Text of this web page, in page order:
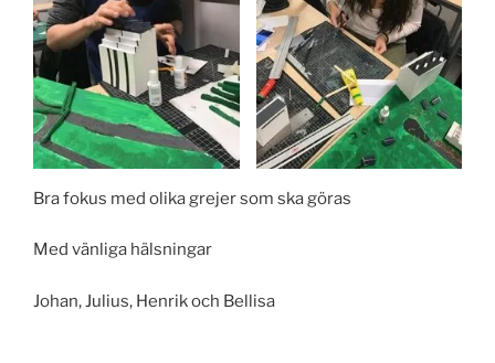
Bra fokus med olika grejer som ska göras
Med vänliga hälsningar
Johan, Julius, Henrik och Bellisa